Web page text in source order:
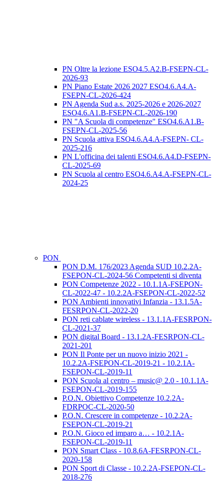
PN Oltre la lezione ESO4.5.A2.B-FSEPN-CL-
2026-93
PN Piano Estate 2026 2027 ESO4.6.A4.A-
FSEPN-CL-2026-424
PN Agenda Sud a.s. 2025-2026 e 2026-2027
ESO4.6.A1.B-FSEPN-CL-2026-190
PN "A Scuola di competenze" ESO4.6.A1.B-
FSEPN-CL-2025-56
PN Scuola attiva ESO4.6.A4.A-FSEPN- CL-
2025-216
PN L'officina dei talenti ESO4.6.A4.D-FSEPN-
CL-2025-69
PN Scuola al centro ESO4.6.A4.A-FSEPN-CL-
2024-25
PON
PON D.M. 176/2023 Agenda SUD 10.2.2A-
FSEPON-CL-2024-56 Competenti si diventa
PON Competenze 2022 - 10.1.1A-FSEPON-
CL-2022-47 - 10.2.2A-FSEPON-CL-2022-52
PON Ambienti innovativi Infanzia - 13.1.5A-
FESRPON-CL-2022-20
PON reti cablate wireless - 13.1.1A-FESRPON-
CL-2021-37
PON digital Board - 13.1.2A-FESRPON-CL-
2021-201
PON Il Ponte per un nuovo inizio 2021 -
10.2.2A-FSEPON-CL-2019-21 - 10.2.1A-
FSEPON-CL-2019-11
PON Scuola al centro – music@ 2.0 - 10.1.1A-
FSEPON-CL-2019-155
P.O.N. Obiettivo Competenze 10.2.2A-
FDRPOC-CL-2020-50
P.O.N. Crescere in competenze - 10.2.2A-
FSEPON-CL-2019-21
P.O.N. Gioco ed imparo a… - 10.2.1A-
FSEPON-CL-2019-11
PON Smart Class - 10.8.6A-FESRPON-CL-
2020-158
PON Sport di Classe - 10.2.2A-FSEPON-CL-
2018-276